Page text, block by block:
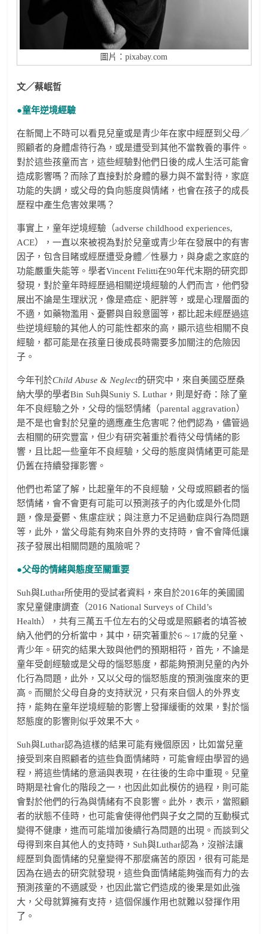
圖片：pixabay.com
文／蔡岷哲
●童年逆境經驗
在新聞上不時可以看見兒童或是青少年在家中經歷到父母／
照顧者的身體虐待行為，或是遭受到其他不當教養的事件。
對於這些孩童而言，這些經驗對他們日後的成人生活可能會
造成影響嗎？而除了直接對於身體的暴力與不當對待，家庭
功能的失調，或父母的負向態度與情緒，也會在孩子的成長
歷程中產生危害效果嗎？
事實上，童年逆境經驗（adverse childhood experiences,
ACE），一直以來被視為對於兒童或青少年在發展中的有害
因子，包含目睹或經歷遭受身體／性暴力，與身處之家庭的
功能嚴重失能等。學者Vincent Felitti在90年代末期的研究即
發現，對於童年時經歷過相關逆境經驗的人們而言，他們發
展出不論是生理狀況，像是癌症、肥胖等，或是心理層面的
不適，如藥物濫用、憂鬱與自殺意圖等，都比起未經歷過這
些逆境經驗的其他人的可能性都來的高，顯示這些相關不良
經驗，都可能是在孩童日後成長時需要多加關注的危險因
子。
今年刊於Child Abuse & Neglect的研究中，來自美國亞歷桑
納大學的學者Bin Suh與Suniy S. Luthar，則是好奇：除了童
年不良經驗之外，父母的惱怒情緒（parental aggravation）
是不是也會對於兒童的適應產生危害呢？他們認為，儘管過
去相關的研究豐富，但少有研究著重於看待父母情緒的影
響，且比起一些童年不良經驗，父母的態度與情緒更可能是
仍舊在持續發揮影響。
他們也希望了解，比起童年的不良經驗，父母或照顧者的惱
怒情緒，會不會更有可能可以預測孩子的內化或是外化問
題，像是憂鬱、焦慮症狀；與注意力不足過動症與行為問題
等，此外，當父母能有夠來自外界的支持時，會不會降低讓
孩子發展出相關問題的風險呢？
●父母的情緒與態度至關重要
Suh與Luthar所使用的受試者資料，來自於2016年的美國國
家兒童健康調查（2016 National Surveys of Child’s
Health），共有三萬五千位左右的父母或是照顧者的填答被
納入他們的分析當中，其中，研究著重於6 ~ 17歲的兒童、
青少年。研究的結果大致與他們的預期相符，首先，不論是
童年受創經驗或是父母的惱怒態度，都能夠預測兒童的內外
化行為問題，此外，又以父母的惱怒態度的預測強度來的更
高。而關於父母自身的支持狀況，只有來自個人的外界支
持，能夠在童年逆境經驗的影響上發揮緩衝的效果，對於惱
怒態度的影響則似乎效果不大。
Suh與Luthar認為這樣的結果可能有幾個原因，比如當兒童
接受到來自照顧者的這些負面情緒時，可能會經由學習的過
程，將這些情緒的意涵與表現，在往後的生命中重現。兒童
時期是社會化的階段之一，也因此如此模仿的過程，則可能
會對於他們的行為與情緒有不良影響。此外，表示，當照顧
者的狀態不佳時，也可能會使得他們與子女之間的互動模式
變得不健康，進而可能增加後續行為問題的出現。而談到父
母得到來自其他人的支持時，Suh與Luthar認為，沒辦法讓
經歷到負面情緒的兒童變得不那麼痛苦的原因，很有可能是
因為在過去的研究就發現，這些負面情緒能夠強而有力的去
預測孩童的不適感受，也因此當它們造成的後果是如此強
大，父母就算擁有支持，這個保護作用也就難以發揮作用
了。